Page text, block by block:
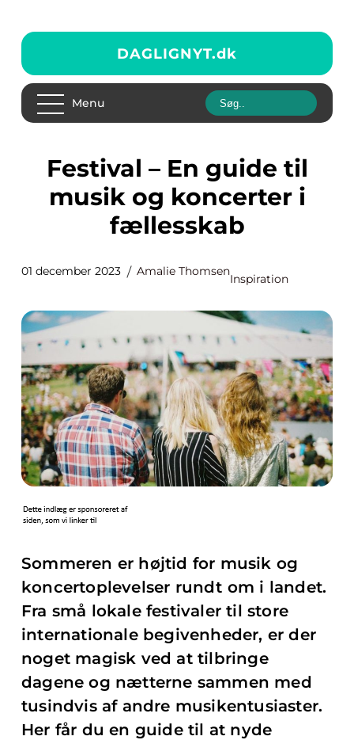
DAGLIGNYT.dk
Menu
Festival – En guide til
musik og koncerter i
fællesskab
01 december 2023 Amalie Thomsen
Inspiration
Sommeren er højtid for musik og
koncertoplevelser rundt om i landet.
Fra små lokale festivaler til store
internationale begivenheder, er der
noget magisk ved at tilbringe
dagene og nætterne sammen med
tusindvis af andre musikentusiaster.
Her får du en guide til at nyde